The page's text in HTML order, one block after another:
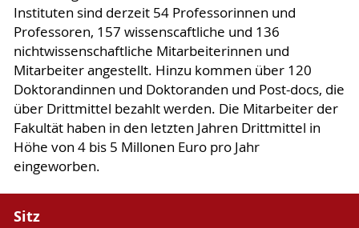
Instituten sind derzeit 54 Professorinnen und
Professoren, 157 wissenscaftliche und 136
nichtwissenschaftliche Mitarbeiterinnen und
Mitarbeiter angestellt. Hinzu kommen über 120
Doktorandinnen und Doktoranden und Post-docs, die
über Drittmittel bezahlt werden. Die Mitarbeiter der
Fakultät haben in den letzten Jahren Drittmittel in
Höhe von 4 bis 5 Millonen Euro pro Jahr
eingeworben.
Sitz